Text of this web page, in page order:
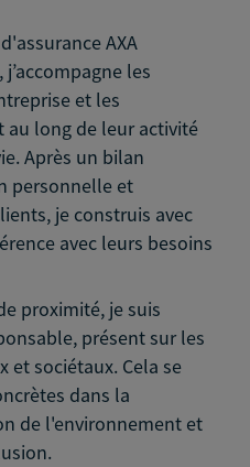
AXA
les
et les
long de leur activité
Après un bilan
personnelle et
je construis avec
avec leurs besoins
proximité, je suis
présent sur les
et sociétaux. Cela se
dans la
de l'environnement et